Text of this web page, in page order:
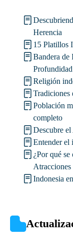
Herencia
15 Platillos
Bandera de
Profundidad
Religión
Tradiciones
Población
completo
Descubre
Entender el
¿Por qué
Atracciones
Indonesia